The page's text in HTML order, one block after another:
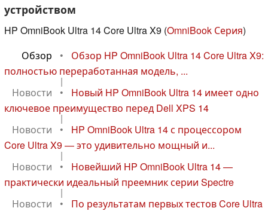
устройством
HP OmniBook Ultra 14 Core Ultra X9 (OmniBook Серия)
Обзор
•
Обзор HP OmniBook Ultra 14 Core Ultra X9:
полностью переработанная модель, ...
|
Новости
•
Новый HP OmniBook Ultra 14 имеет одно
ключевое преимущество перед Dell XPS 14
|
Новости
•
HP OmniBook Ultra 14 с процессором
Core Ultra X9 — это удивительно мощный и...
|
Новости
•
Новейший HP OmniBook Ultra 14 —
практически идеальный преемник серии Spectre
|
Новости
•
По результатам первых тестов Core Ultra